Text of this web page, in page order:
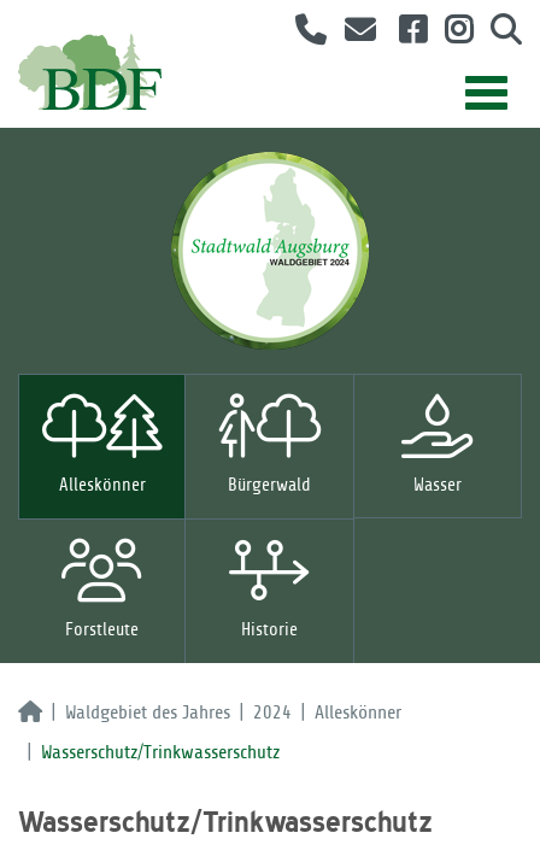
Alleskönner Bürgerwald Wasser
Forstleute Historie
Waldgebiet des Jahres 2024
Alleskönner
Wasserschutz/Trinkwasserschutz
Wasserschutz/Trinkwasserschutz